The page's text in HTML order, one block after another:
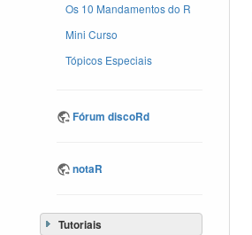
Os 10 Mandamentos do R
Mini Curso
Tópicos Especiais
Fórum discoRd
notaR
Tutoriais